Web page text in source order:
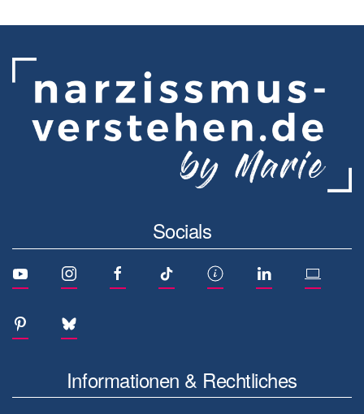
Socials
Informationen & Rechtliches